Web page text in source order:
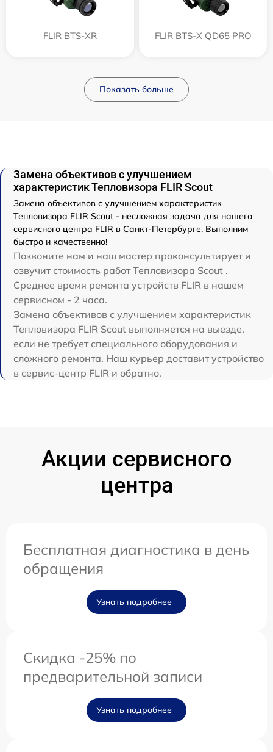
FLIR BTS-XR FLIR BTS-X QD65 PRO
Показать больше
Замена объективов с улучшением
характеристик Тепловизора FLIR Scout
Замена объективов с улучшением характеристик
Тепловизора FLIR Scout - несложная задача для нашего
сервисного центра FLIR в Санкт-Петербурге. Выполним
быстро и качественно!
Позвоните нам и наш мастер проконсультирует и
озвучит стоимость работ Тепловизора Scout .
Среднее время ремонта устройств FLIR в нашем
сервисном - 2 часа.
Замена объективов с улучшением характеристик
Тепловизора FLIR Scout выполняется на выезде,
если не требует специального оборудования и
сложного ремонта. Наш курьер доставит устройство
в сервис-центр FLIR и обратно.
Акции сервисного
центра
Бесплатная диагностика в день
обращения
Узнать подробнее
Скидка -25% по
предварительной записи
Узнать подробнее